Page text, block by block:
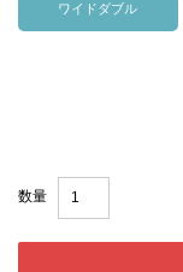
ワイドダブル